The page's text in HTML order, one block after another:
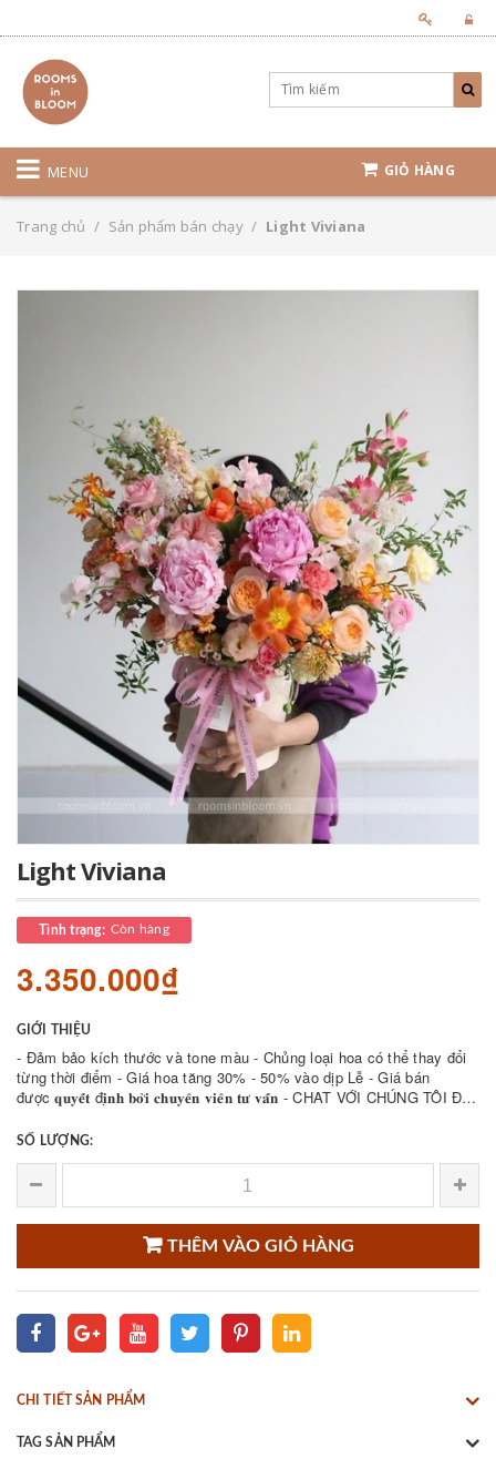
MENU GIỎ HÀNG
Trang chủ / Sản phẩm bán chạy / Light Viviana
Light Viviana
Tình trạng: Còn hàng
3.350.000₫
GIỚI THIỆU
- Đảm bảo kích thước và tone màu - Chủng loại hoa có thể thay đổi
từng thời điểm - Giá hoa tăng 30% - 50% vào dịp Lễ - Giá bán
được 𝐪𝐮𝐲𝐞̂́𝐭 đ𝐢̣𝐧𝐡 𝐛𝐨̛̉𝐢 𝐜𝐡𝐮𝐲𝐞̂𝐧 𝐯𝐢𝐞̂𝐧 𝐭𝐮̛ 𝐯𝐚̂́𝐧 - CHAT VỚI CHÚNG TÔI ĐỂ
SỐ LƯỢNG:
THÊM VÀO GIỎ HÀNG
CHI TIẾT SẢN PHẨM
TAG SẢN PHẨM